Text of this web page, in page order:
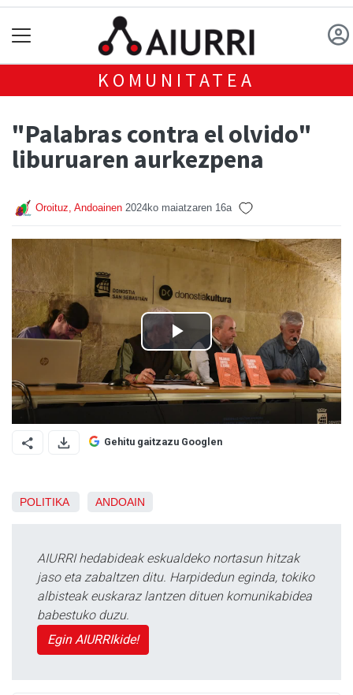
KOMUNITATEA
"Palabras contra el olvido"
liburuaren aurkezpena
Oroituz, Andoainen 2024ko maiatzaren 16a
Gehitu gaitzazu Googlen
POLITIKA ANDOAIN
AIURRI hedabideak eskualdeko nortasun hitzak
jaso eta zabaltzen ditu. Harpidedun eginda, tokiko
albisteak euskaraz lantzen dituen komunikabidea
babestuko duzu.
Egin AIURRIkide!